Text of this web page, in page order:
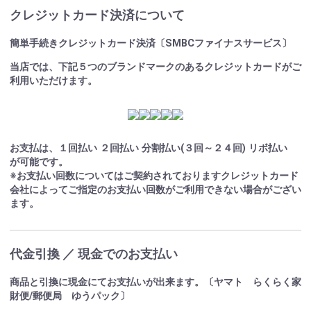
クレジットカード決済について
簡単手続きクレジットカード決済〔SMBCファイナスサービス〕
当店では、下記５つのブランドマークのあるクレジットカードがご
利用いただけます。
お支払は、１回払い ２回払い 分割払い(３回～２４回) リボ払い
が可能です。
※お支払い回数についてはご契約されておりますクレジットカード
会社によってご指定のお支払い回数がご利用できない場合がござい
ます。
代金引換 ／ 現金でのお支払い
商品と引換に現金にてお支払いが出来ます。〔ヤマト らくらく家
財便/郵便局 ゆうパック〕